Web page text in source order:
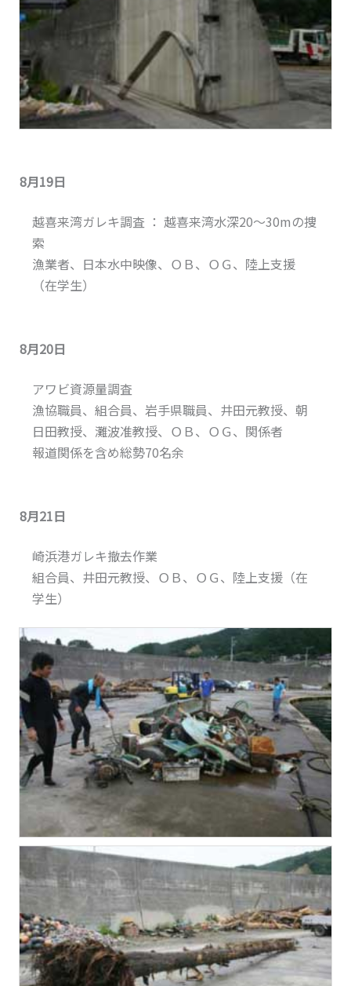
8月19日
越喜来湾ガレキ調査 ： 越喜来湾水深20～30mの捜
索
漁業者、日本水中映像、ＯＢ、ＯＧ、陸上支援
（在学生）
8月20日
アワビ資源量調査
漁協職員、組合員、岩手県職員、井田元教授、朝
日田教授、灘波准教授、ＯＢ、ＯＧ、関係者
報道関係を含め総勢70名余
8月21日
崎浜港ガレキ撤去作業
組合員、井田元教授、ＯＢ、ＯＧ、陸上支援（在
学生）